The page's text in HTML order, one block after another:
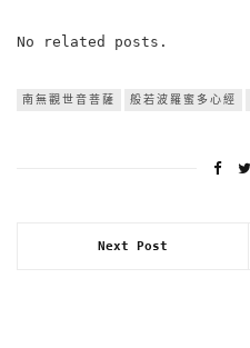
No related posts.
南無觀世音菩薩 般若波羅蜜多心經
Next Post